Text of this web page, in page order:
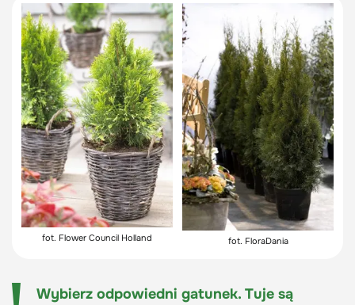
fot. Flower Council Holland fot. FloraDania
Wybierz odpowiedni gatunek. Tuje są